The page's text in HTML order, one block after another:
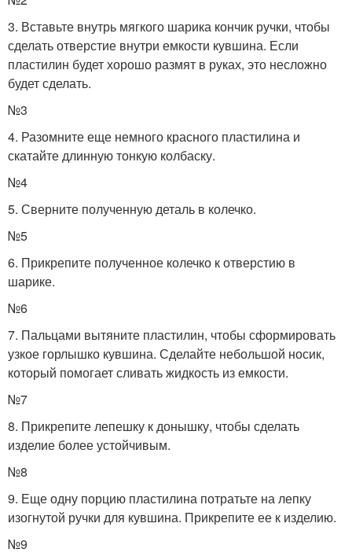
3. Вставьте внутрь мягкого шарика кончик ручки, чтобы
сделать отверстие внутри емкости кувшина. Если
пластилин будет хорошо размят в руках, это несложно
будет сделать.
№3
4. Разомните еще немного красного пластилина и
скатайте длинную тонкую колбаску.
№4
5. Сверните полученную деталь в колечко.
№5
6. Прикрепите полученное колечко к отверстию в
шарике.
№6
7. Пальцами вытяните пластилин, чтобы сформировать
узкое горлышко кувшина. Сделайте небольшой носик,
который помогает сливать жидкость из емкости.
№7
8. Прикрепите лепешку к донышку, чтобы сделать
изделие более устойчивым.
№8
9. Еще одну порцию пластилина потратьте на лепку
изогнутой ручки для кувшина. Прикрепите ее к изделию.
№9